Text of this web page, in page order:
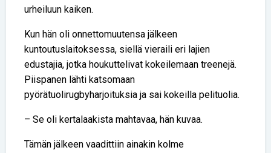
urheiluun kaiken.
Kun hän oli onnettomuutensa jälkeen
kuntoutuslaitoksessa, siellä vieraili eri lajien
edustajia, jotka houkuttelivat kokeilemaan treenejä.
Piispanen lähti katsomaan
pyörätuolirugbyharjoituksia ja sai kokeilla pelituolia.
– Se oli kertalaakista mahtavaa, hän kuvaa.
Tämän jälkeen vaadittiin ainakin kolme